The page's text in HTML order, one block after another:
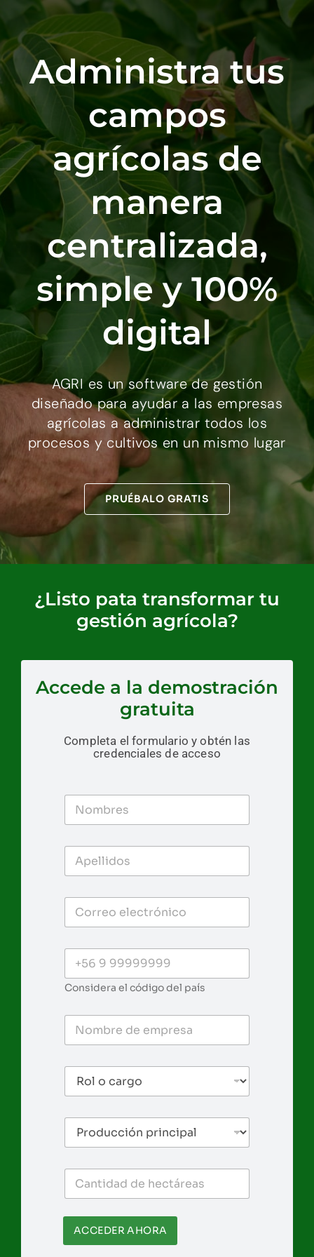
Saltar
contenido
Administra tus
campos
agrícolas de
manera
centralizada,
simple y 100%
digital
AGRI es un software de gestión
diseñado para ayudar a las empresas
agrícolas a administrar todos los
procesos y cultivos en un mismo lugar
PRUÉBALO GRATIS
¿Listo pata transformar tu
gestión agrícola?
Accede a la demostración
gratuita
Completa el formulario y obtén las
credenciales de acceso
Considera el código del país
ACCEDER AHORA